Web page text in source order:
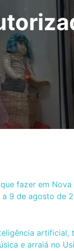
fazer em Nova
a 9 de agosto de
artificial,
e arraiá no